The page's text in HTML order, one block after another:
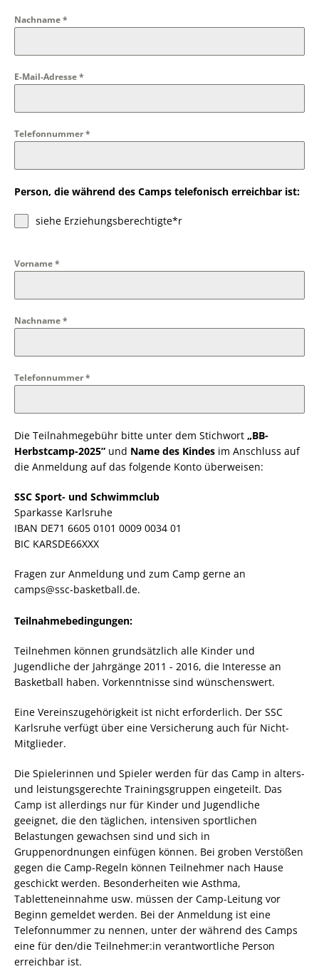
Nachname*
E-Mail-Adresse*
Telefonnummer*
Person, die während des Camps telefonisch erreichbar ist:
siehe Erziehungsberechtigte*r
Vorname*
Nachname*
Telefonnummer*
Die Teilnahmegebühr bitte unter dem Stichwort „BB-
Herbstcamp-2025” und Name des Kindes im Anschluss auf
die Anmeldung auf das folgende Konto überweisen:
SSC Sport- und Schwimmclub
Sparkasse Karlsruhe
IBAN DE71 6605 0101 0009 0034 01
BIC KARSDE66XXX
Fragen zur Anmeldung und zum Camp gerne an
camps@ssc-basketball.de.
Teilnahmebedingungen:
Teilnehmen können grundsätzlich alle Kinder und
Jugendliche der Jahrgänge 2011 - 2016, die Interesse an
Basketball haben. Vorkenntnisse sind wünschenswert.
Eine Vereinszugehörigkeit ist nicht erforderlich. Der SSC
Karlsruhe verfügt über eine Versicherung auch für Nicht-
Mitglieder.
Die Spielerinnen und Spieler werden für das Camp in alters-
und leistungsgerechte Trainingsgruppen eingeteilt. Das
Camp ist allerdings nur für Kinder und Jugendliche
geeignet, die den täglichen, intensiven sportlichen
Belastungen gewachsen sind und sich in
Gruppenordnungen einfügen können. Bei groben Verstößen
gegen die Camp-Regeln können Teilnehmer nach Hause
geschickt werden. Besonderheiten wie Asthma,
Tabletteneinnahme usw. müssen der Camp-Leitung vor
Beginn gemeldet werden. Bei der Anmeldung ist eine
Telefonnummer zu nennen, unter der während des Camps
eine für den/die Teilnehmer:in verantwortliche Person
erreichbar ist.